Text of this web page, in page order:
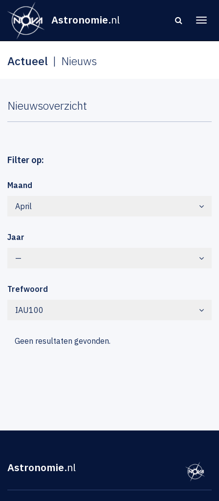
Astronomie.nl
Actueel Nieuws
Nieuwsoverzicht
Filter op:
Maand
April
Jaar
—
Trefwoord
IAU100
Geen resultaten gevonden.
Astronomie.nl